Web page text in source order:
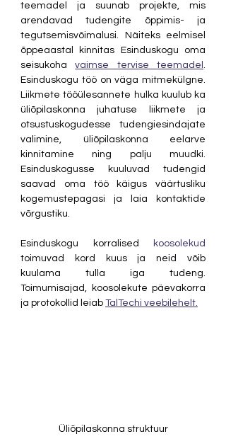
teemadel ja suunab projekte, mis
arendavad tudengite õppimis- ja
tegutsemisvõimalusi. Näiteks eelmisel
õppeaastal kinnitas Esinduskogu oma
seisukoha vaimse tervise teemadel.
Esinduskogu töö on väga mitmekülgne.
Liikmete tööülesannete hulka kuulub ka
üliõpilaskonna juhatuse liikmete ja
otsustuskogudesse tudengiesindajate
valimine, üliõpilaskonna eelarve
kinnitamine ning palju muudki.
Esinduskogusse kuuluvad tudengid
saavad oma töö käigus väärtusliku
kogemustepagasi ja laia kontaktide
võrgustiku.
Esinduskogu korralised
koosolekud
toimuvad kord kuus ja neid võib
kuulama tulla iga tudeng.
Toimumisajad, koosolekute päevakorra
ja protokollid leiab TalTechi veebilehelt.
Üliõpilaskonna struktuur